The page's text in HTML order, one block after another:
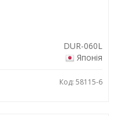
DUR-060L
Японія
Код: 58115-6